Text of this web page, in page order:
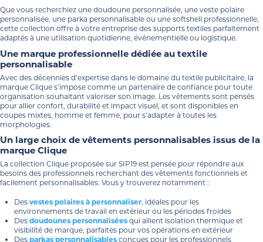
Que vous recherchiez une doudoune personnalisée, une veste polaire
personnalisée, une parka personnalisable ou une softshell professionnelle,
cette collection offre à votre entreprise des supports textiles parfaitement
adaptés à une utilisation quotidienne, événementielle ou logistique.
Une marque professionnelle dédiée au textile
personnalisable
Avec des décennies d’expertise dans le domaine du textile publicitaire, la
marque Clique s’impose comme un partenaire de confiance pour toute
organisation souhaitant valoriser son image. Les vêtements sont pensés
pour allier confort, durabilité et impact visuel, et sont disponibles en
coupes mixtes, homme et femme, pour s’adapter à toutes les
morphologies.
Un large choix de vêtements personnalisables issus de la
marque Clique
La collection Clique proposée sur SIP19 est pensée pour répondre aux
besoins des professionnels recherchant des vêtements fonctionnels et
facilement personnalisables. Vous y trouverez notamment :
Des vestes polaires à personnaliser, idéales pour les
environnements de travail en extérieur ou les périodes froides
Des doudounes personnalisées qui allient isolation thermique et
visibilité de marque, parfaites pour vos opérations en extérieur
Des parkas personnalisables conçues pour les professionnels